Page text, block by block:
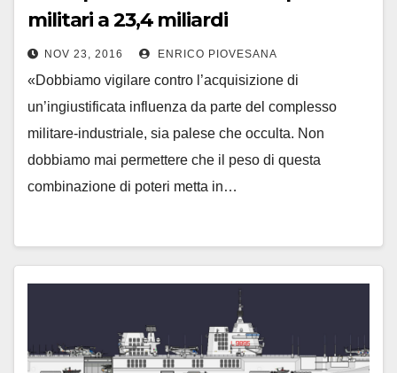
militari a 23,4 miliardi
NOV 23, 2016 ENRICO PIOVESANA
«Dobbiamo vigilare contro l’acquisizione di
un’ingiustificata influenza da parte del complesso
militare-industriale, sia palese che occulta. Non
dobbiamo mai permettere che il peso di questa
combinazione di poteri metta in…